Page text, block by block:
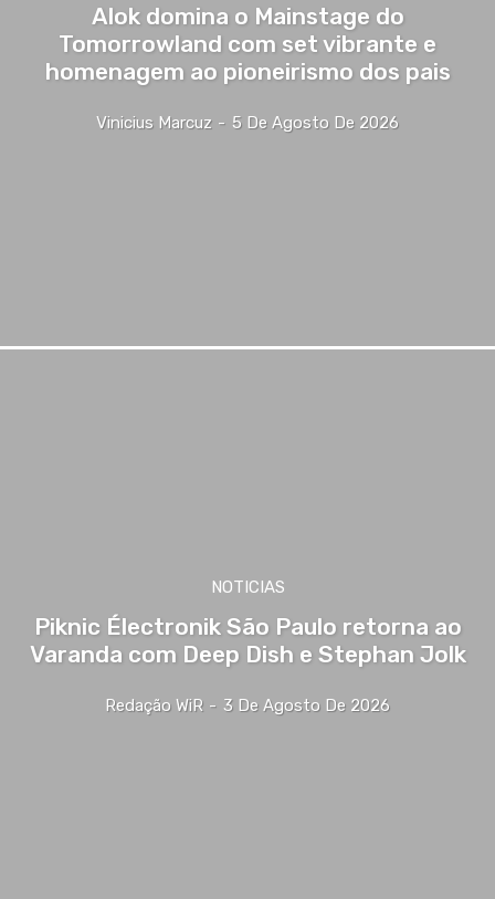
Alok domina o Mainstage do
Tomorrowland com set vibrante e
homenagem ao pioneirismo dos pais
Vinicius Marcuz - 5 De Agosto De 2026
NOTICIAS
Piknic Électronik São Paulo retorna ao
Varanda com Deep Dish e Stephan Jolk
Redação WiR - 3 De Agosto De 2026